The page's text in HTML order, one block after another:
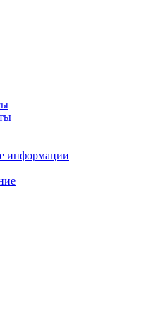
информации